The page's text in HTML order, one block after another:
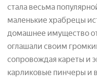
стала весьма
маленькие храбрецы
домашнее имущество
оглашали своим
сопровождая кареты и
карликовые пинчеры и